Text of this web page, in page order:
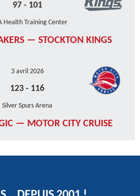
97- 101
Health Training Center
— STOCKTON KINGS
3 avril 2026
123 - 116
Silver Spurs Arena
— MOTOR CITY CRUISE